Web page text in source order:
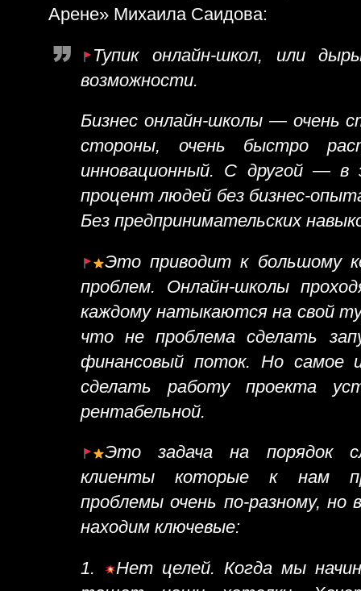
Арене» Михаила Саидова:
Тупик онлайн-школ, или
возможности.
Бизнес онлайн-школы — очень
стороны, очень быстро
инновационный. С другой — в
процент людей без бизнес-
Без предпринимательских
Это приводит к большому
проблем. Онлайн-школы
каждому натыкаются на свой
что не проблема сделать
финансовый поток. Но самое
сделать работу проекта
рентабельной.
Это задача на порядок
клиенты которые к нам
проблемы очень по-разному,
находим ключевые:
1.
Нет целей. Когда мы